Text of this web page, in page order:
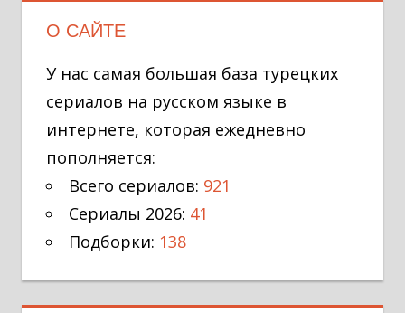
О САЙТЕ
У нас самая большая база турецких
сериалов на русском языке в
интернете, которая ежедневно
пополняется:
Всего сериалов: 921
Сериалы 2026: 41
Подборки: 138